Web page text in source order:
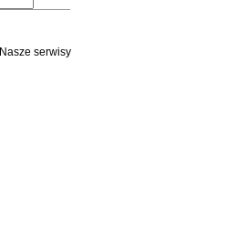
Nasze serwisy